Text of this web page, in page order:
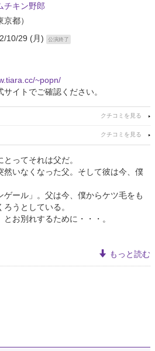
チキン野郎
京都）
10/29 (月)
公演終了
~popn/
イトでご確認ください。
ってそれは父だ。
然いなくなった父。そして彼は今、僕
ゲール」。父は今、僕からケツ毛をも
うとしている。
お別れするために・・・。
もっと読む